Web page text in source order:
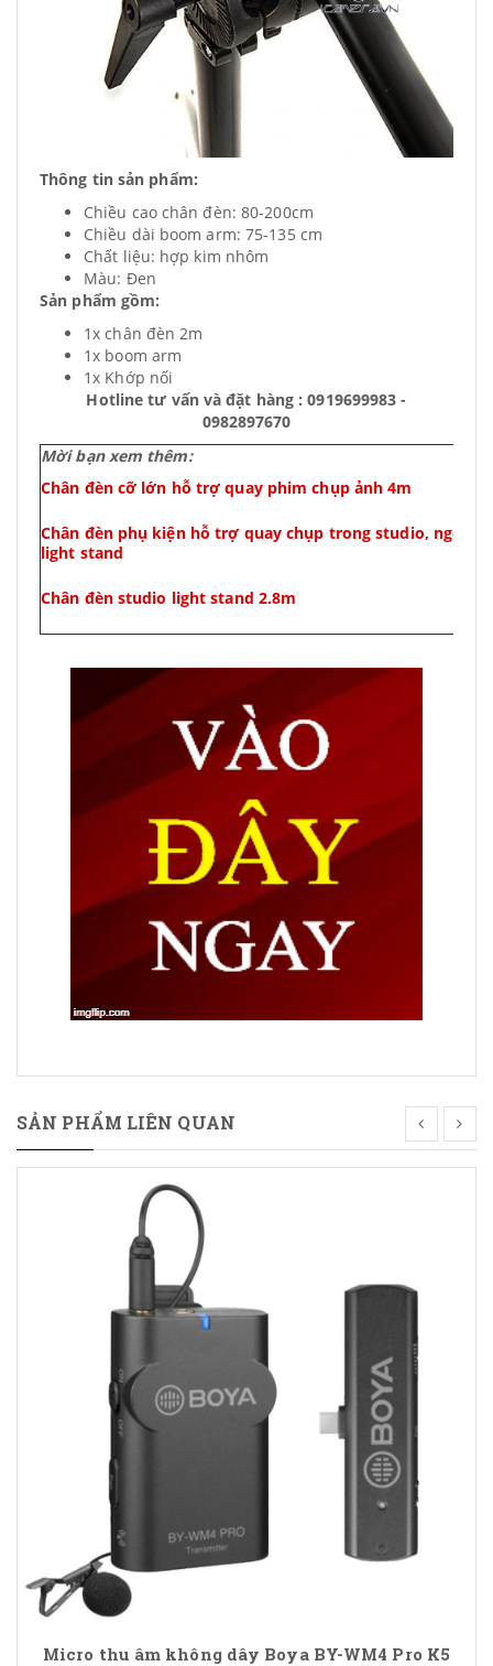
Thông tin sản phẩm:
Chiều cao chân đèn: 80-200cm
Chiều dài boom arm: 75-135 cm
Chất liệu: hợp kim nhôm
Màu: Đen
Sản phẩm gồm:
1x chân đèn 2m
1x boom arm
1x Khớp nối
Hotline tư vấn và đặt hàng : 0919699983 -
0982897670
Mời bạn xem thêm:
Chân đèn cỡ lớn hỗ trợ quay phim chụp ảnh 4m
Chân đèn phụ kiện hỗ trợ quay chụp trong studio, ngoài
light stand
Chân đèn studio light stand 2.8m
SẢN PHẨM LIÊN QUAN
Micro thu âm không dây Boya BY-WM4 Pro K5